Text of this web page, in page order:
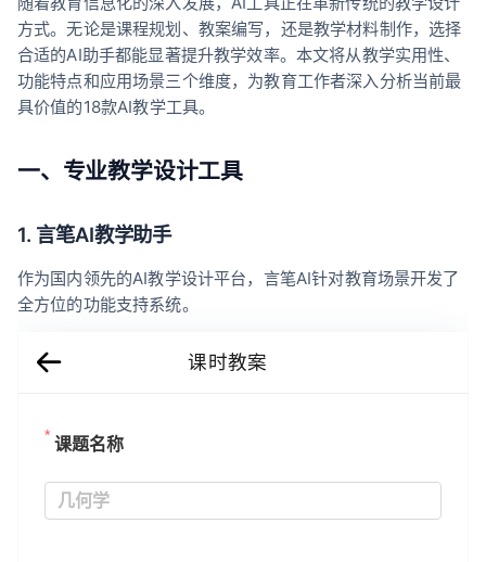
方式。无论是课程规划、教案编写，还是教学材料制作，选择
合适的AI助手都能显著提升教学效率。本文将从教学实用性、
功能特点和应用场景三个维度，为教育工作者深入分析当前最
具价值的18款AI教学工具。
一、专业教学设计工具
1. 言笔AI教学助手
作为国内领先的AI教学设计平台，言笔AI针对教育场景开发了
全方位的功能支持系统。
课时教案
课题名称